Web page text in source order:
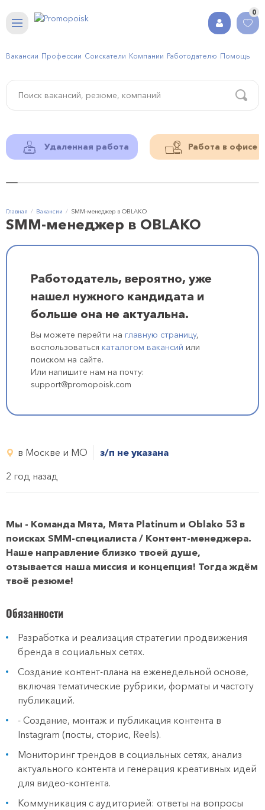
0
Вакансии Профессии Соискатели Компании Работодателю Помощь
Удаленная работа Работа в офисе
Главная Вакансии SMM-менеджер в OBLAKO
SMM-менеджер в OBLAKO
Работодатель, вероятно, уже
нашел нужного кандидата и
больше она не актуальна.
Вы можете перейти на главную страницу,
воспользоваться каталогом вакансий или
поиском на сайте.
Или напишите нам на почту:
support@promopoisk.com
в Москве и МО
з/п не указана
2 год назад
Мы - Команда Мята, Мята Platinum и Oblako 53 в
поисках SMM-специалиста / Контент-менеджера.
Наше направление близко твоей душе,
отзывается наша миссия и концепция! Тогда ждём
твоё резюме!
Обязанности
Разработка и реализация стратегии продвижения
бренда в социальных сетях.
Создание контент-плана на еженедельной основе,
включая тематические рубрики, форматы и частоту
публикаций.
- Создание, монтаж и публикация контента в
Instagram (посты, сторис, Reels).
Мониторинг трендов в социальных сетях, анализ
актуального контента и генерация креативных идей
для видео-контента.
Коммуникация с аудиторией: ответы на вопросы